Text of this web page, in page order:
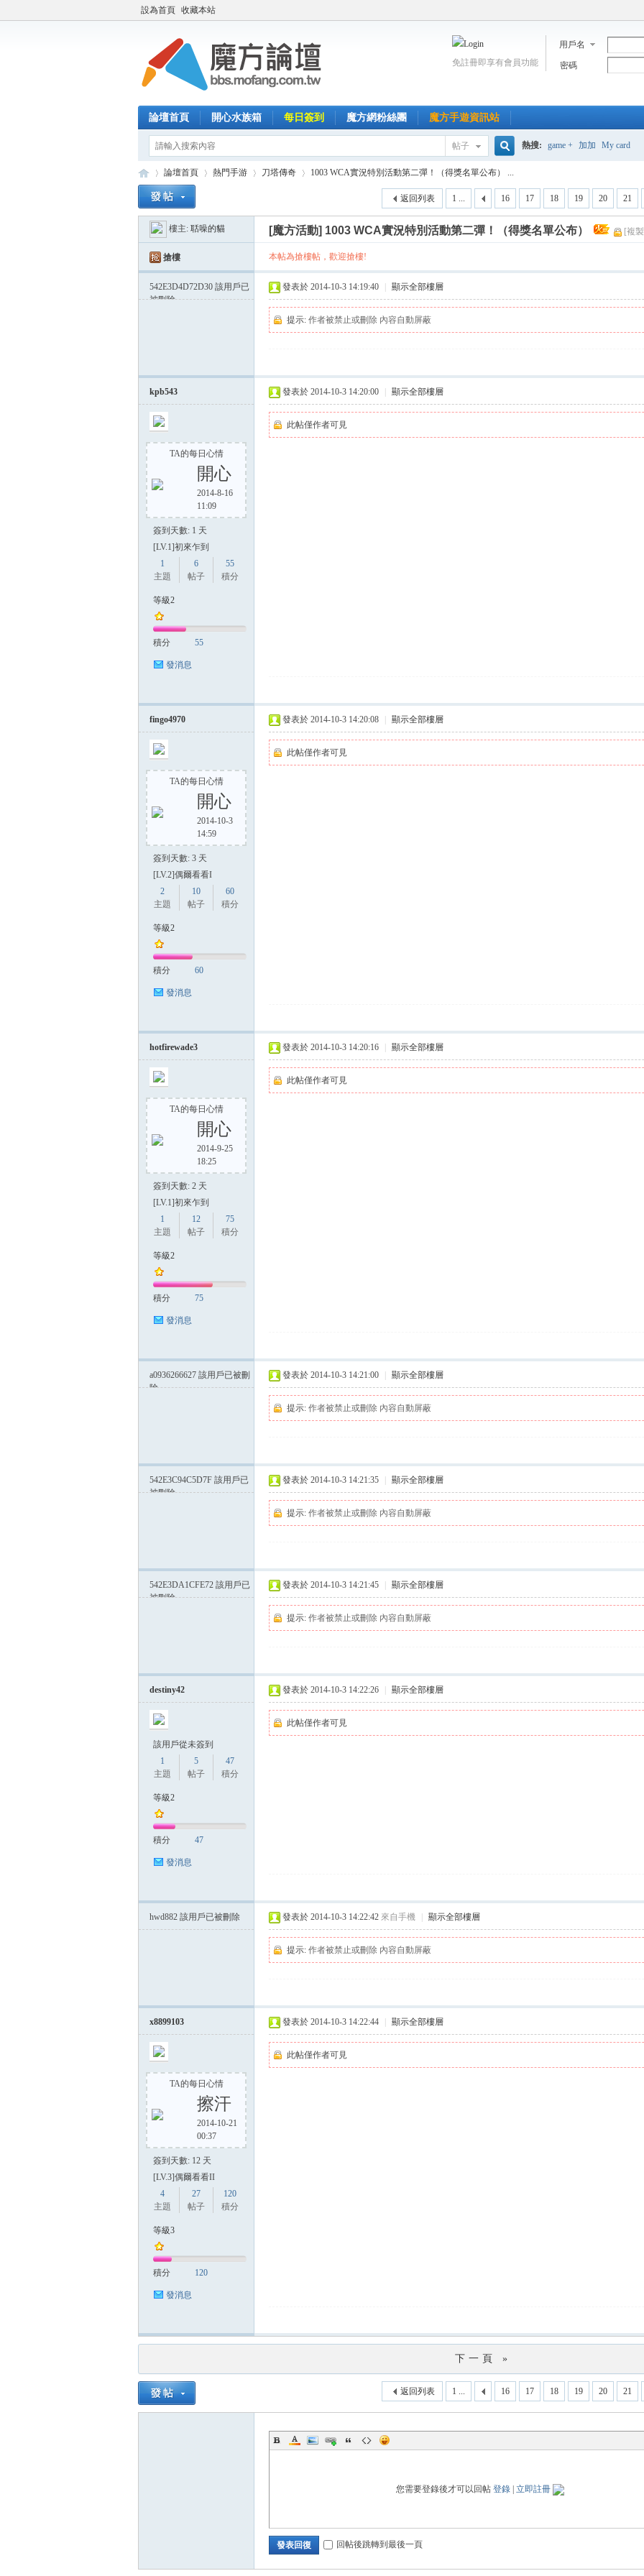
設為首頁 收藏本站
用戶名
密碼
免註冊即享有會員功能
論壇首頁 開心水族箱 每日簽到 魔方網粉絲團 魔方手遊資訊站
帖子 熱搜: game + 加加 My card
方
»
論壇首頁 熱門手游 刀塔傳奇
›
1003 WCA實況特別活動第二彈！（得獎名單公布） ...
1 ... 16 17 18 19 20 21
返回列表
樓主: 聒噪的貓 [魔方活動] 1003 WCA實況特別活動第二彈！（得獎名單公布） [複
搶樓 本帖為搶樓帖，歡迎搶樓!
542E3D4D72D30 該用戶已
被刪除
發表於 2014-10-3 14:19:40 顯示全部樓層
提示: 作者被禁止或刪除 內容自動屏蔽
kpb543
TA的每日心情
開心
2014-8-16
11:09
簽到天數: 1 天
[LV.1]初來乍到
1
主題
6
帖子
55
積分
等級2
積分 55
發消息
發表於 2014-10-3 14:20:00 顯示全部樓層
此帖僅作者可見
fingo4970
TA的每日心情
開心
2014-10-3
14:59
簽到天數: 3 天
[LV.2]偶爾看看I
2
主題
10
帖子
60
積分
等級2
積分 60
發消息
發表於 2014-10-3 14:20:08 顯示全部樓層
此帖僅作者可見
hotfirewade3
TA的每日心情
開心
2014-9-25
18:25
簽到天數: 2 天
[LV.1]初來乍到
1
主題
12
帖子
75
積分
等級2
積分 75
發消息
發表於 2014-10-3 14:20:16 顯示全部樓層
此帖僅作者可見
a0936266627 該用戶已被刪
除
發表於 2014-10-3 14:21:00 顯示全部樓層
提示: 作者被禁止或刪除 內容自動屏蔽
542E3C94C5D7F 該用戶已
被刪除
發表於 2014-10-3 14:21:35 顯示全部樓層
提示: 作者被禁止或刪除 內容自動屏蔽
542E3DA1CFE72 該用戶已
被刪除
發表於 2014-10-3 14:21:45 顯示全部樓層
提示: 作者被禁止或刪除 內容自動屏蔽
destiny42
該用戶從未簽到
1
主題
5
帖子
47
積分
等級2
積分 47
發消息
發表於 2014-10-3 14:22:26 顯示全部樓層
此帖僅作者可見
hwd882 該用戶已被刪除 發表於 2014-10-3 14:22:42 來自手機 顯示全部樓層
提示: 作者被禁止或刪除 內容自動屏蔽
x8899103
TA的每日心情
擦汗
2014-10-21
00:37
簽到天數: 12 天
[LV.3]偶爾看看II
4
主題
27
帖子
120
積分
等級3
積分 120
發消息
發表於 2014-10-3 14:22:44 顯示全部樓層
此帖僅作者可見
下一頁 »
1 ... 16 17 18 19 20 21
返回列表
您需要登錄後才可以回帖 登錄| 立即註冊
發表回復 回帖後跳轉到最後一頁